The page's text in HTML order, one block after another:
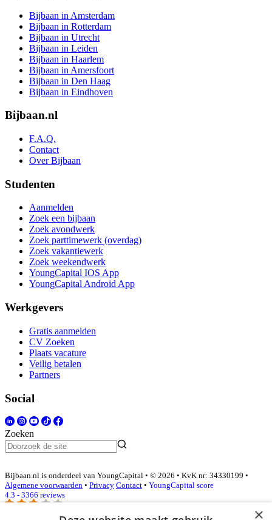
Bijbaan in Amsterdam
Bijbaan in Rotterdam
Bijbaan in Utrecht
Bijbaan in Leiden
Bijbaan in Haarlem
Bijbaan in Amersfoort
Bijbaan in Den Haag
Bijbaan in Eindhoven
Bijbaan.nl
F.A.Q.
Contact
Over Bijbaan
Studenten
Aanmelden
Zoek een bijbaan
Zoek avondwerk
Zoek parttimewerk (overdag)
Zoek vakantiewerk
Zoek weekendwerk
YoungCapital IOS App
YoungCapital Android App
Werkgevers
Gratis aanmelden
CV Zoeken
Plaats vacature
Veilig betalen
Partners
Social
Zoeken
Bijbaan.nl is onderdeel van YoungCapital • © 2026 • KvK nr: 34330199 •
Algemene voorwaarden • Privacy Contact • YoungCapital score
4.3 - 3366 reviews
×